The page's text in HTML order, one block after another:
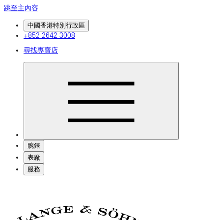
跳至主內容
中國香港特別行政區
+852 2642 3008
尋找專賣店
腕錶
表廠
服務